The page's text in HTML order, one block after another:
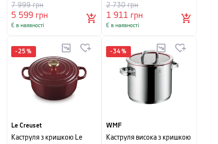
5 599 грн
7 999грн
Є в наявності
1 911 грн
2 730грн
Є в наявності
-25 %
Le Creuset
Каструля з кришкою Le
-34 %
WMF
Каструля висока з кришкою